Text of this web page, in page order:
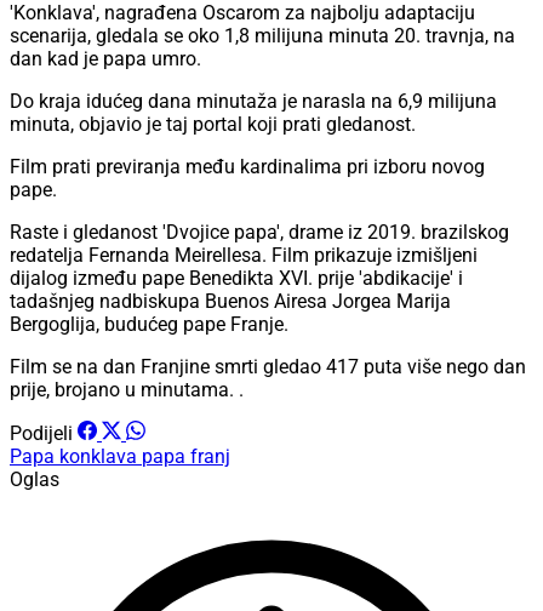
'Konklava', nagrađena Oscarom za najbolju adaptaciju
scenarija, gledala se oko 1,8 milijuna minuta 20. travnja, na
dan kad je papa umro.
Do kraja idućeg dana minutaža je narasla na 6,9 milijuna
minuta, objavio je taj portal koji prati gledanost.
Film prati previranja među kardinalima pri izboru novog
pape.
Raste i gledanost 'Dvojice papa', drame iz 2019. brazilskog
redatelja Fernanda Meirellesa. Film prikazuje izmišljeni
dijalog između pape Benedikta XVI. prije 'abdikacije' i
tadašnjeg nadbiskupa Buenos Airesa Jorgea Marija
Bergoglija, budućeg pape Franje.
Film se na dan Franjine smrti gledao 417 puta više nego dan
prije, brojano u minutama. .
Podijeli
Papa konklava papa franj
Oglas